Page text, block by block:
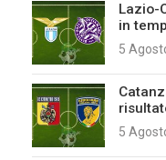
Lazio-
in
5
5